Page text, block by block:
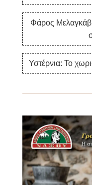
Φάρος
Υστέρνια: Το